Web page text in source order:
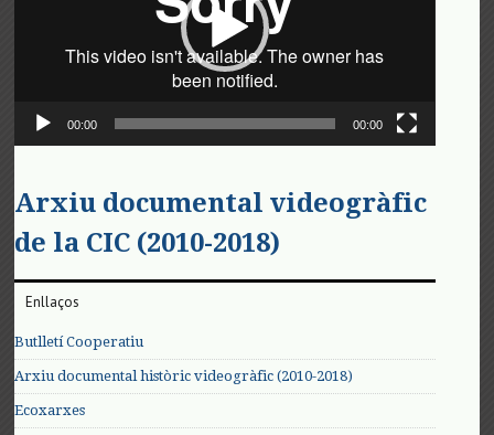
00:00 00:00
Arxiu documental videogràfic
de la CIC (2010-2018)
Enllaços
Butlletí Cooperatiu
Arxiu documental històric videogràfic (2010-2018)
Ecoxarxes